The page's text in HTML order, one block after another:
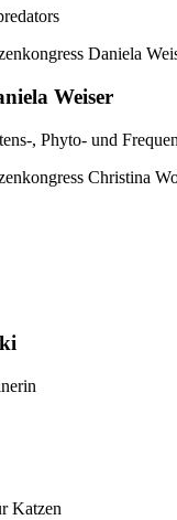
Weiser
, Phyto- und
Katzen